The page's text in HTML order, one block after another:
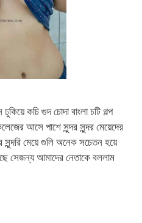
কচি গুদ চোদা বাংলা চটি গল্প
আসে পাশে সুন্দর সুন্দর মেয়েদের
মেয়ে গুলি অনেক সচেতন হয়ে
সেজন্য আমাদের নেতাকে বললাম